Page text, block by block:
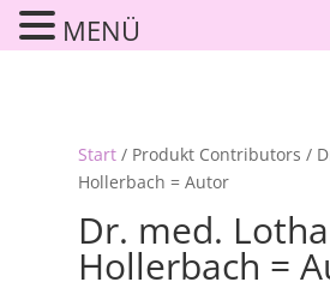
Start/ Produkt Contributors /
Hollerbach = Autor
Dr. med.
Hollerbach =
MENÜ